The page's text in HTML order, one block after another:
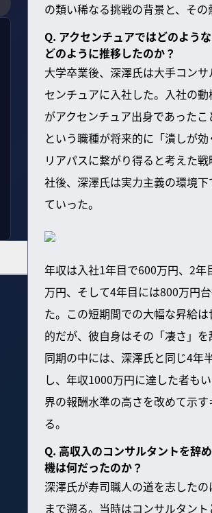
の類い稀なる挑戦の背景と、その
Q. アクセンチュアではどのよう
どのように推移したのか？
大学卒業後、深澤氏は大手コン
センチュアに入社した。入社の
がアクセンチュア出身であった
という職種が将来的に「潰しが
リアパスに繋がり得ると考えた
社後、深澤氏は実力主義の環境
ていった。
年収は入社1年目で600万円、2
万円、そして4年目には800万円
た。この短期間での大幅な昇給
的だが、彼自身はその「凄さ」を
同期の中には、深澤氏と同じ4年
し、年収1000万円に達した者も
界の報酬水準の高さを改めて示
る。
Q. 高収入のコンサルタントを辞
機は何だったのか？
深澤氏が寿司職人の道を志した
まで遡る。当時はコンサルタン